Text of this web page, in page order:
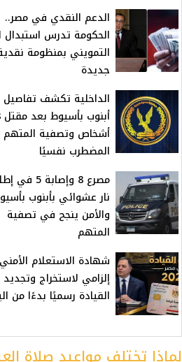
الدعم النقدي في مصر..
الحكومة تدرس استبدال
التمويني بمنظومة
جديدة
الداخلية تكشف
أشخاص وتصفية المتهم
المضطرب نفسيًا
مصرع 8 وإصابة
نار عشوائي بأبنوب
والأمن ينجح في تصفية
المتهم
شهادة الاستعلام
إلزامي لاستخراج
القيادة رسميًا بدءًا من